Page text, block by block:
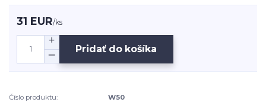
31 EUR/ks
Pridať do košíka
Číslo produktu: W50